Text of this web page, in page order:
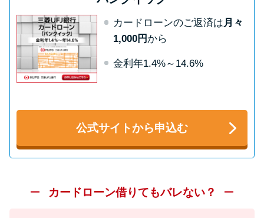
方法はどれ？
年収が低い＆他社借入があると
落ちる？バンクイックの口コミ
を分析
みずほ銀行カードローンの問い
合わせ先とシーン別の問い合わ
せ方法
カードローンのご返済は月々
1,000円 から
金利年1.4%～14.6%
公式サイトから申込む
カードローン借りてもバレない？